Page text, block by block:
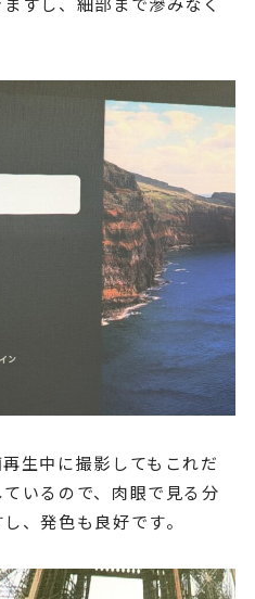
生中に撮影してもこれだ
いるので、肉眼で見る分
、発色も良好です。